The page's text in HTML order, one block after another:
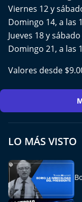
Viernes 12 y
Domingo 14, a las
Jueves 18 y
Domingo 21, a las
Valores desde
LO MÁS VISTO